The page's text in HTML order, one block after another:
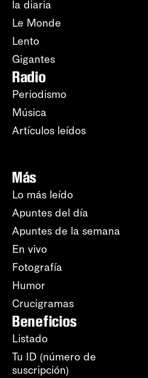
la diaria
Le Monde
Lento
Gigantes
Radio
Periodismo
Música
Artículos leídos
Más
Lo más leído
Apuntes del día
Apuntes de la semana
En vivo
Fotografía
Humor
Crucigramas
Beneficios
Listado
Tu ID (número de
suscripción)